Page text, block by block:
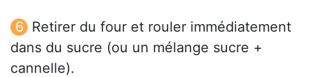
Retirer du four et rouler immédiatement
dans du sucre (ou un mélange sucre +
cannelle).